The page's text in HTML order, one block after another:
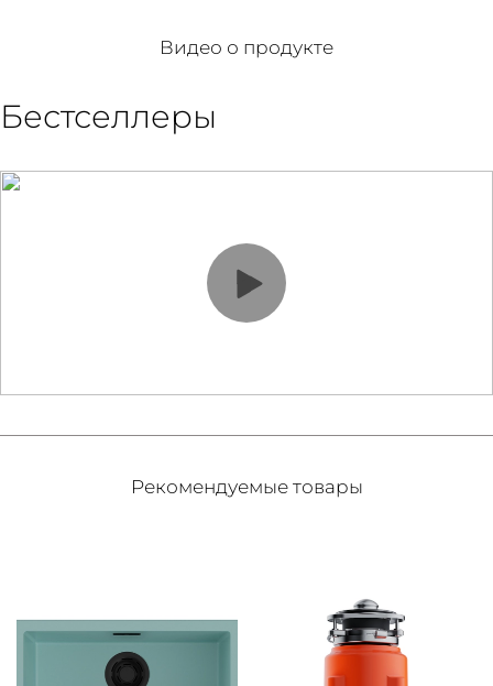
Видео о продукте
Бестселлеры
Рекомендуемые товары